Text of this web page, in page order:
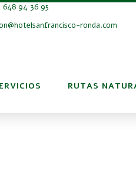
648 94 36 95
ronda.com
RUTAS